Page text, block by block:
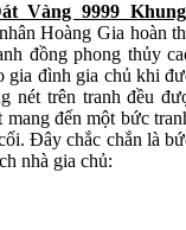
Vàng 9999
Hoàng Gia hoàn
đồng phong thủy
gia đình gia chủ khi
nét trên tranh đều
mang đến một bức
Đây chắc chắn là
nhà gia chủ: